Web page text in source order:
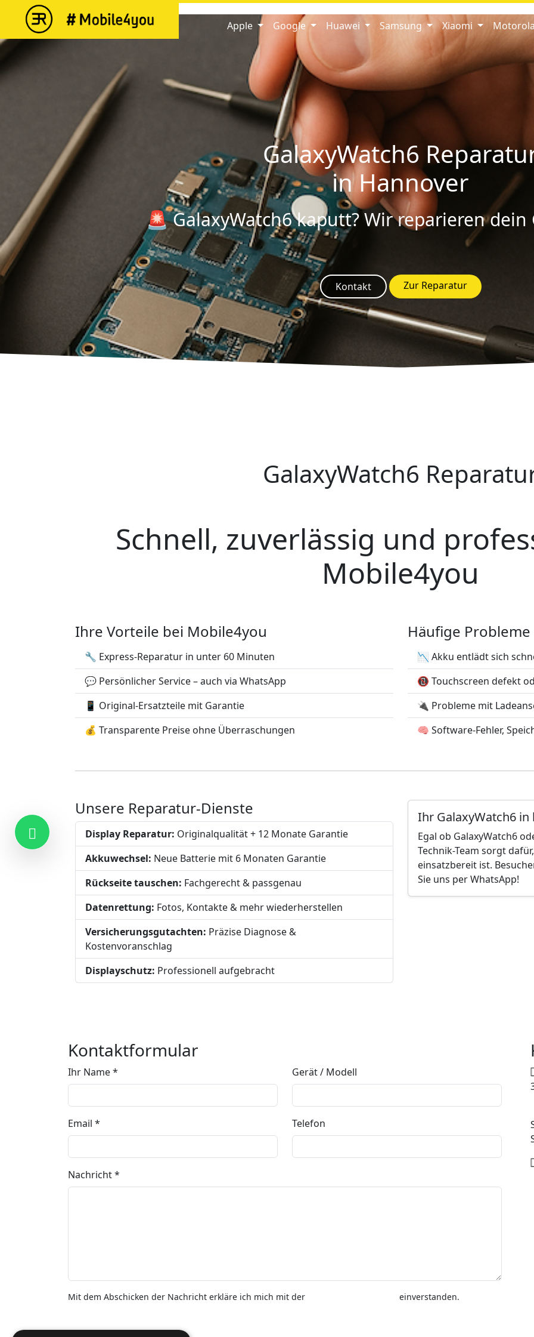
string(12) "GalaxyWatch6"
Apple
Google Huawei Samsung Xiaomi
GalaxyWatch6
in Hannover
🚨 GalaxyWatch6 kaputt? Wir reparieren dein
Kontakt Zur Reparatur
GalaxyWatch6
Schnell, zuverlässig und
Mobile4you
Ihre Vorteile bei Mobile4you
🔧 Express-Reparatur in unter 60 Minuten
💬 Persönlicher Service – auch via WhatsApp
📱 Original-Ersatzteile mit Garantie
💰 Transparente Preise ohne Überraschungen
Häufige Probleme
📉 Akku entlädt sich
📵 Touchscreen defekt
🔌 Probleme mit
🧠 Software-Fehler,
Unsere Reparatur-Dienste
Display Reparatur: Originalqualität + 12 Monate Garantie
Akkuwechsel: Neue Batterie mit 6 Monaten Garantie
Rückseite tauschen: Fachgerecht & passgenau
Datenrettung: Fotos, Kontakte & mehr wiederherstellen
Versicherungsgutachten: Präzise Diagnose &
Kostenvoranschlag
Displayschutz: Professionell aufgebracht
Ihr GalaxyWatch6 in
Egal ob GalaxyWatch6
Technik-Team sorgt
einsatzbereit ist.
Sie uns per WhatsApp!
Kontaktformular
Ihr Name * Gerät / Modell
Email * Telefon
Nachricht *
Mit dem Abschicken der Nachricht erkläre ich mich mit der einverstanden.